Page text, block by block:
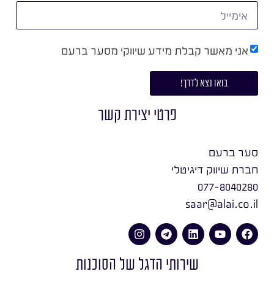
אני מאשר קבלת מידע שיווקי מסער ברעם
בואו נצא לדרך!
פרטי יצירת קשר
סער ברעם
חברת שיווק דיגיטלי
077-8040280
saar@alai.co.il
שירותי הדגל של הסוכנות